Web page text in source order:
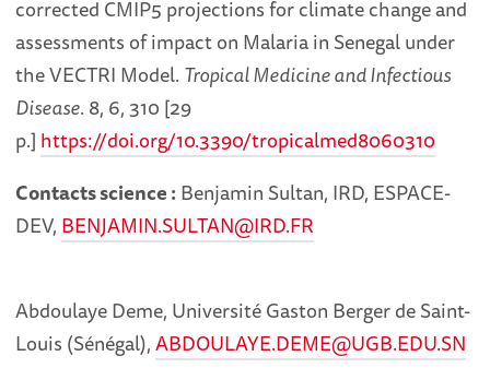
corrected CMIP5 projections for climate change and
assessments of impact on Malaria in Senegal under
the VECTRI Model. Tropical Medicine and Infectious
Disease. 8, 6, 310 [29
p.] https://doi.org/10.3390/tropicalmed8060310
Contacts science : Benjamin Sultan, IRD, ESPACE-
DEV, BENJAMIN.SULTAN@IRD.FR
Abdoulaye Deme, Université Gaston Berger de Saint-
Louis (Sénégal),ABDOULAYE.DEME@UGB.EDU.SN